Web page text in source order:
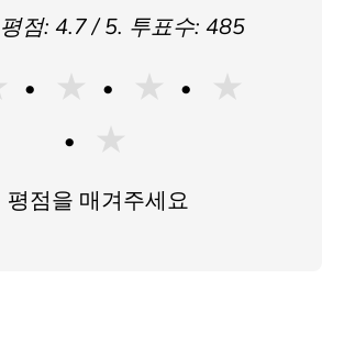
점: 4.7/ 5. 투표수: 485
★ ★
★
★
평점을 매겨주세요